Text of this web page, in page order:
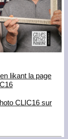
likant la page
CLIC16 sur